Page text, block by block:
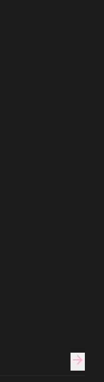
arrow_forward